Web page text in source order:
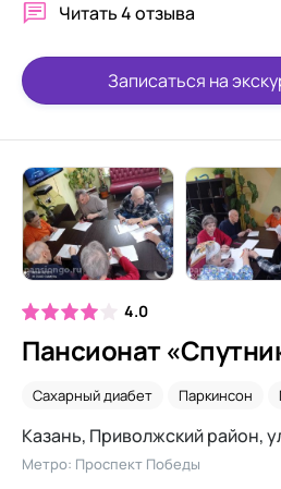
Читать4 отзыва
Записаться на
4.0
Пансионат
Сахарный диабет Паркинсон
Метро: Проспект Победы